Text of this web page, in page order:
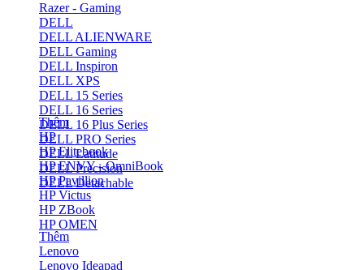
Razer - Gaming
DELL
DELL ALIENWARE
DELL Gaming
DELL Inspiron
DELL XPS
DELL 15 Series
DELL 16 Series
DELL 16 Plus Series
DELL PRO Series
DELL Latitude
DELL Precision
DELL Detachable
Thêm
HP
HP Elitebook
HP ENVY - OmniBook
HP Pavillion
HP Victus
HP ZBook
HP OMEN
Thêm
Lenovo
Lenovo Ideapad